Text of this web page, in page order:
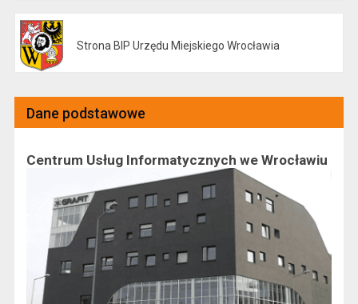
Strona BIP Urzędu Miejskiego Wrocławia
Dane podstawowe
Centrum Usług Informatycznych we Wrocławiu